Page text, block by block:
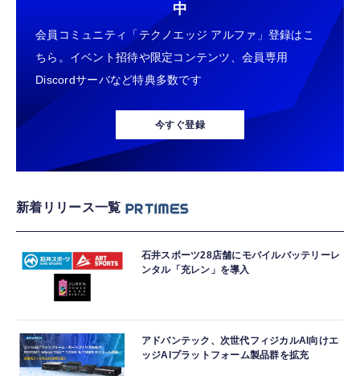
中
会員コミュニティ「テクノエッジ アルファ」登録はこ
ちら。イベント招待や限定コンテンツ、会員専用
Discordサーバなど特典多数です
今すぐ登録
新着リリース一覧
石井スポーツ28店舗にモバイルバッテリーレ
ンタル「充レン」を導入
アドバンテック、次世代フィジカルAI向けエ
ッジAIプラットフォーム製品群を拡充